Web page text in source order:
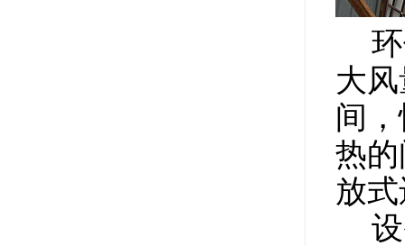
环
大
间
热
放
设